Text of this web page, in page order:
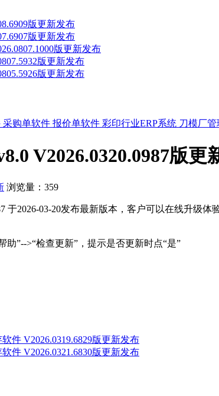
版更新发布
版更新发布
版更新发布
版更新发布
版更新发布
采购单软件 报价单软件 彩印行业ERP系统 刀模厂
V2026.0320.0987版更
浏览量：359
于2026-03-20发布最新版本，客户可以在线升级体验
助”-->“检查更新”，提示是否更新时点“是”
件 V2026.0319.6829版更新发布
件 V2026.0321.6830版更新发布